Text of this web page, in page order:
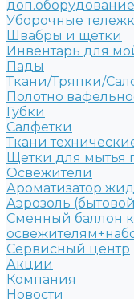
доп.оборудование
Уборочные
Швабры и щетки
Инвентарь для
Пады
Ткани/Тряпки/
Полотно
Губки
Салфетки
Ткани
Щетки для мытья
Освежители
Ароматизатор
Аэрозоль
Сменный баллон
Сервисный центр
Акции
Компания
Новости